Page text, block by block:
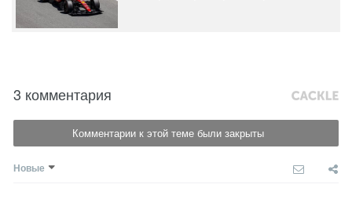
3 комментария
Комментарии к этой теме были закрыты
Новые